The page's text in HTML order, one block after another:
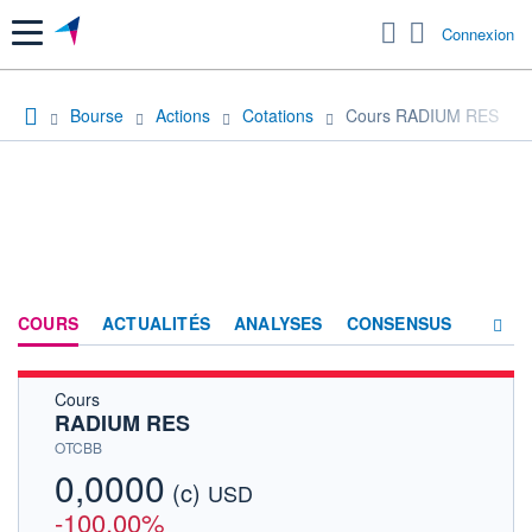
Menu Connexion
Bourse Actions Cotations Cours RADIUM RES
COURS ACTUALITÉS ANALYSES CONSENSUS
Cours
RADIUM RES
OTCBB
0,0000 (c) USD
-100,00%